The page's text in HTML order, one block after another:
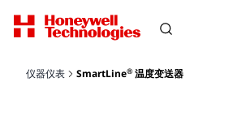
仪器仪表 SmartLine® 温度变送器